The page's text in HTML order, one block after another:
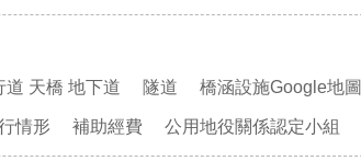
道 天橋 地下道 隧道 橋涵設施Google地圖
情形 補助經費 公用地役關係認定小組